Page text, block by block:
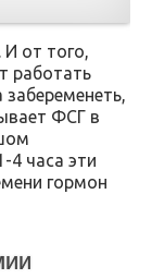
от того,
работать
ФСГ в
4 часа эти
гормон